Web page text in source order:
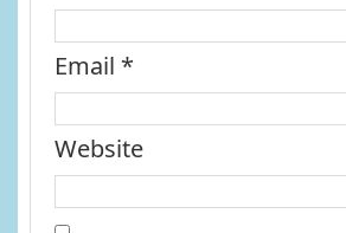
Email *
Website